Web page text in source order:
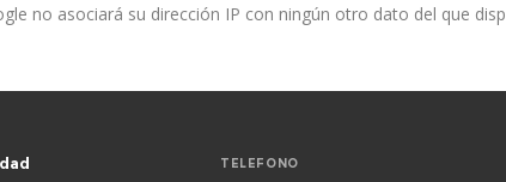
no asociará su dirección IP con ningún otro dato del que
TELEFONO